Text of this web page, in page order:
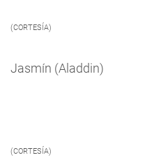
(CORTESÍA)
Jasmín (Aladdin)
(CORTESÍA)